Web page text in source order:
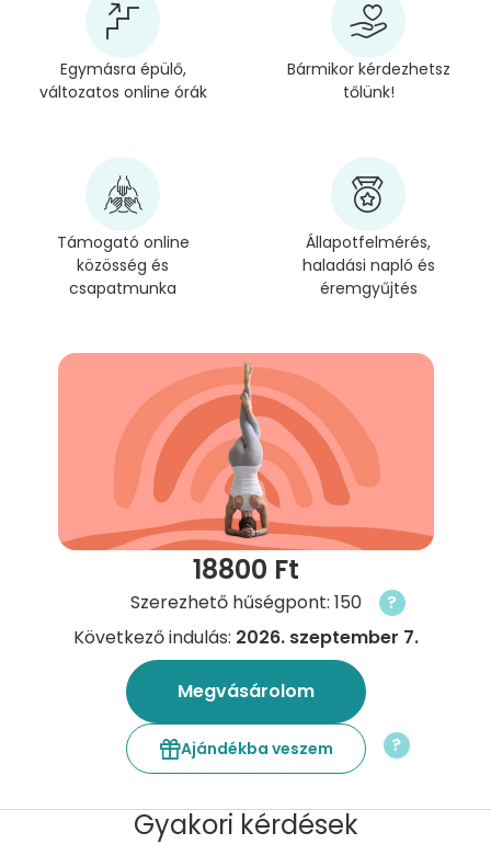
Egymásra épülő,
változatos online órák
Bármikor kérdezhetsz
tőlünk!
Támogató online
közösség és
csapatmunka
Állapotfelmérés,
haladási napló és
éremgyűjtés
18800 Ft
Szerezhető hűségpont: 150
?
Következő indulás: 2026. szeptember 7.
Megvásárolom
Ajándékba veszem ?
Gyakori kérdések